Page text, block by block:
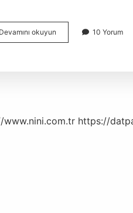
Devamını okuyun
Genin
10 Yorum
www.nini.com.tr https://